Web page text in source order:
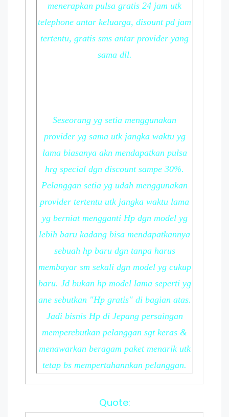
menerapkan pulsa gratis 24 jam utk
telephone antar keluarga, disount pd jam
tertentu, gratis sms antar provider yang
sama dll.
Seseorang yg setia menggunakan
provider yg sama utk jangka waktu yg
lama biasanya akn mendapatkan pulsa
hrg special dgn discount sampe 30%.
Pelanggan setia yg udah menggunakan
provider tertentu utk jangka waktu lama
yg berniat mengganti Hp dgn model yg
lebih baru kadang bisa mendapatkannya
sebuah hp baru dgn tanpa harus
membayar sm sekali dgn model yg cukup
baru. Jd bukan hp model lama seperti yg
ane sebutkan "Hp gratis" di bagian atas.
Jadi bisnis Hp di Jepang persaingan
memperebutkan pelanggan sgt keras &
menawarkan beragam paket menarik utk
tetap bs mempertahannkan pelanggan.
Quote: